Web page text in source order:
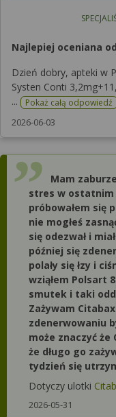
Najlepiej oceniana
Dzień dobry, apteki w
Systen Conti
...
Pokaż całą odpowiedź
2026-06-03
Mam
stres w ostatnim
próbowałem się
nie mogłeś
się odezwał i
później się
polały się łzy i
wziąłem Polsart
smutek i taki
Zażywam
zdenerwowaniu
może znaczyć że
że długo go
tydzień się
Dotyczy ulotki
2026-05-31